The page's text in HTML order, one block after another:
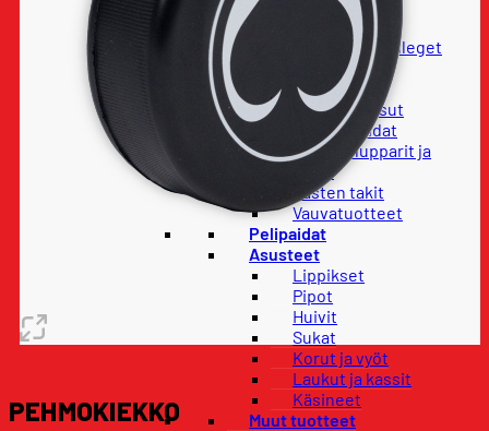
Housut
Hupparit ja colleget
Lapset
Lasten housut
Lasten paidat
Lasten hupparit ja
colleget
Lasten takit
Vauvatuotteet
Pelipaidat
Asusteet
Lippikset
Pipot
Huivit
Sukat
Korut ja vyöt
Laukut ja kassit
Käsineet
Muut tuotteet
PEHMOKIEKKO